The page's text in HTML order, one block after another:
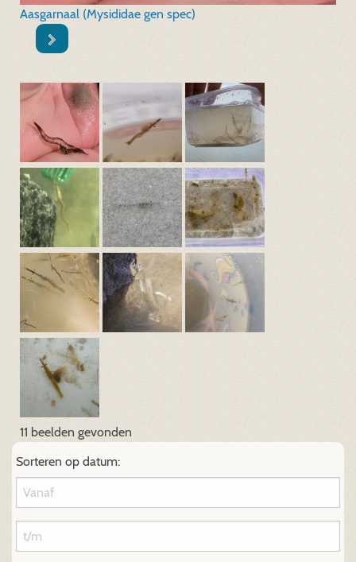
Aasgarnaal (Mysididae gen spec)
11 beelden gevonden
Sorteren op datum: